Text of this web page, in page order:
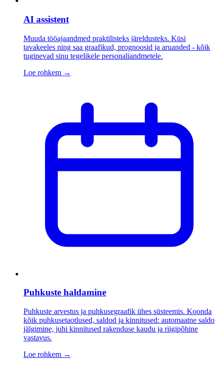
AI assistent
Muuda tööajaandmed praktilisteks järeldusteks. Küsi
tavakeeles ning saa graafikud, prognoosid ja aruanded - kõik
tuginevad sinu tegelikele personaliandmetele.
Loe rohkem →
Puhkuste haldamine
Puhkuste arvestus ja puhkusegraafik ühes süsteemis. Koonda
kõik puhkusetaotlused, saldod ja kinnitused: automaatne saldo
jälgimine, juhi kinnitused rakenduse kaudu ja riigipõhine
vastavus.
Loe rohkem →